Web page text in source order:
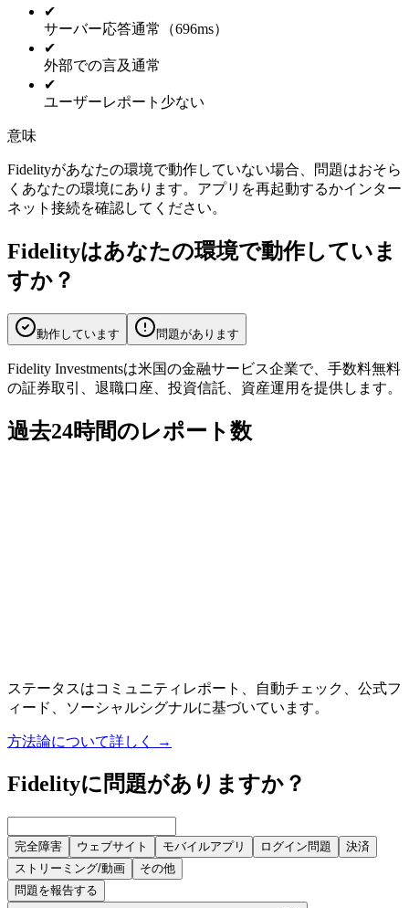
✔
サーバー応答通常（696ms）
✔
外部での言及通常
✔
ユーザーレポート 少ない
意味
Fidelityがあなたの環境で動作していない場合、問題はおそら
くあなたの環境にあります。アプリを再起動するかインター
ネット接続を確認してください。
Fidelityはあなたの環境で動作していま
すか？
動作しています 問題があります
Fidelity Investmentsは米国の金融サービス企業で、手数料無料
の証券取引、退職口座、投資信託、資産運用を提供します。
過去24時間のレポート数
ステータスはコミュニティレポート、自動チェック、公式フ
ィード、ソーシャルシグナルに基づいています。
方法論について詳しく →
Fidelityに問題がありますか？
完全障害 ウェブサイト モバイルアプリ ログイン問題
決済
ストリーミング/動画
その他
問題を報告する